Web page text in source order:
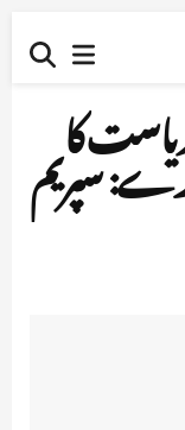
کا
سپریم